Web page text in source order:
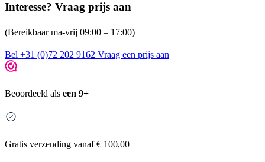
Interesse? Vraag prijs aan
(Bereikbaar ma-vrij 09:00 – 17:00)
Bel +31 (0)72 202 9162 Vraag een prijs aan
Beoordeeld als een 9+
Gratis verzending vanaf € 100,00